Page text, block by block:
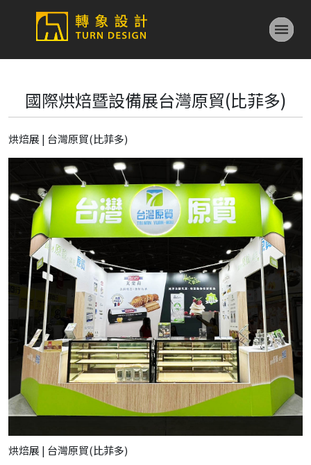
國際烘焙暨設備展台灣原貿(比菲多)
烘焙展 | 台灣原貿(比菲多)
烘焙展 | 台灣原貿(比菲多)